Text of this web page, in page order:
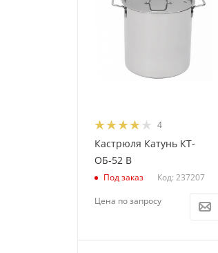
4
Кастрюля Катунь КТ-
ОБ-52 В
Под заказ Код: 237207
Цена по запросу